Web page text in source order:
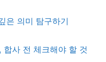
은 의미 탐구하기
합사 전 체크해야 할 것